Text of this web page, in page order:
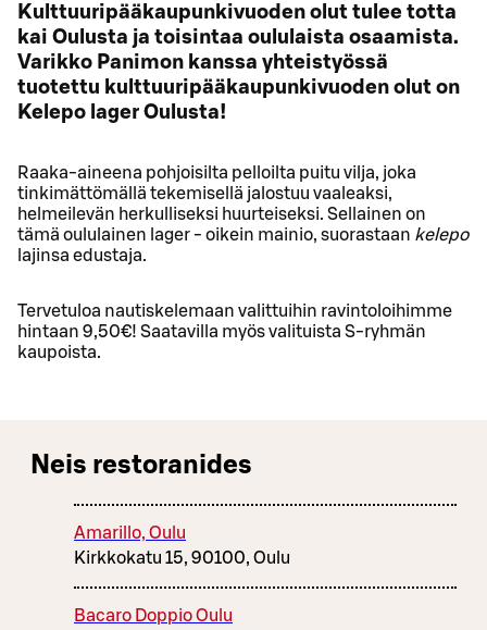
Kulttuuripääkaupunkivuoden olut tulee totta
kai Oulusta ja toisintaa oululaista osaamista.
Varikko Panimon kanssa yhteistyössä
tuotettu kulttuuripääkaupunkivuoden olut on
Kelepo lager Oulusta!
Raaka-aineena pohjoisilta pelloilta puitu vilja, joka
tinkimättömällä tekemisellä jalostuu vaaleaksi,
helmeilevän herkulliseksi huurteiseksi. Sellainen on
tämä oululainen lager - oikein mainio, suorastaan kelepo
lajinsa edustaja.
Tervetuloa nautiskelemaan valittuihin ravintoloihimme
hintaan 9,50€! Saatavilla myös valituista S-ryhmän
kaupoista.
Neis restoranides
Amarillo, Oulu
Kirkkokatu 15, 90100, Oulu
Bacaro Doppio Oulu